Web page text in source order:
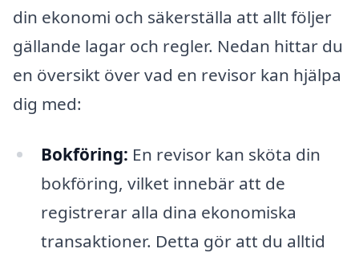
din ekonomi och säkerställa att allt följer
gällande lagar och regler. Nedan hittar du
en översikt över vad en revisor kan hjälpa
dig med:
Bokföring: En revisor kan sköta din
bokföring, vilket innebär att de
registrerar alla dina ekonomiska
transaktioner. Detta gör att du alltid